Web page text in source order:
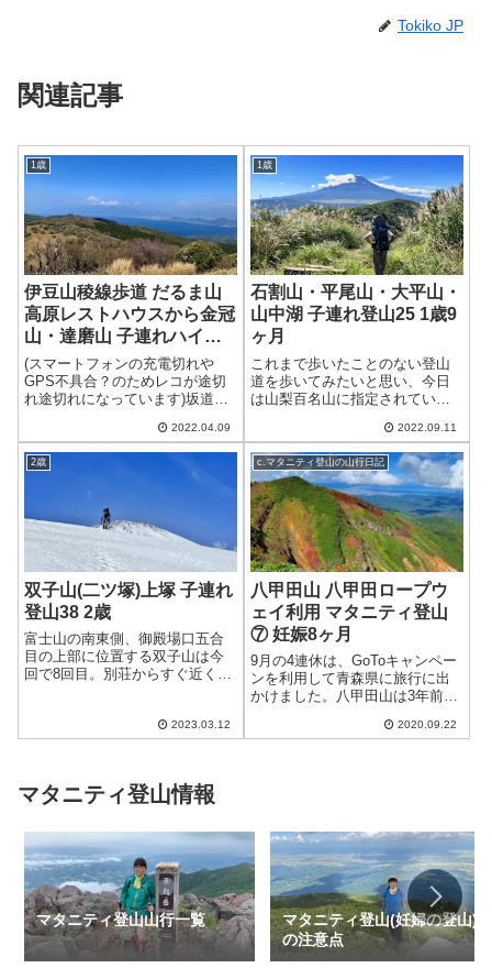
Tokiko JP
関連記事
1歳
伊豆山稜線歩道 だるま山
高原レストハウスから金冠
山・達磨山 子連れハイキ
ング⑫ 1歳3ヶ月
(スマートフォンの充電切れや
GPS不具合？のためレコが途切
れ途切れになっています)坂道も
2022.04.09
1歳
石割山・平尾山・大平山・
山中湖 子連れ登山25 1歳9
ヶ月
これまで歩いたことのない登山
道を歩いてみたいと思い、今日
は山梨百名山に指定されている
2022.09.11
2歳
双子山(二ツ塚)上塚 子連れ
登山38 2歳
富士山の南東側、御殿場口五合
目の上部に位置する双子山は今
回で8回目。別荘からすぐ近くに
2023.03.12
c.マタニティ登山の山行日記
八甲田山 八甲田ロープウ
ェイ利用 マタニティ登山
⑦ 妊娠8ヶ月
9月の4連休は、GoToキャンペー
ンを利用して青森県に旅行に出
かけました。八甲田山は3年前の
2020.09.22
マタニティ登山情報
マタニティ登山山行一覧
マタニティ登山(妊婦の登山)
の注意点